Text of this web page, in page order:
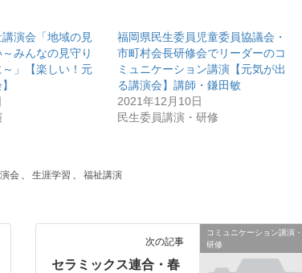
演会「地域の見
みんなの見守り
」【楽しい！元
福岡県民生委員児童委員協議会・
市町村会長研修会でリーダーのコ
ミュニケーション講演【元気が出
る講演会】講師・鎌田敏
2021年12月10日
民生委員講演・研修
会 、 生涯学習 、 福祉講演
コミュニケーション講演・
研修
次の記事
セラミックス連合・春